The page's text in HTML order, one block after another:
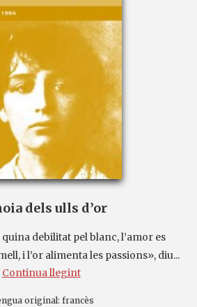
dels ulls d’or
quina debilitat pel blanc, l’amor es
i l’or alimenta les passions», diu...
Continua llegint
original: francès